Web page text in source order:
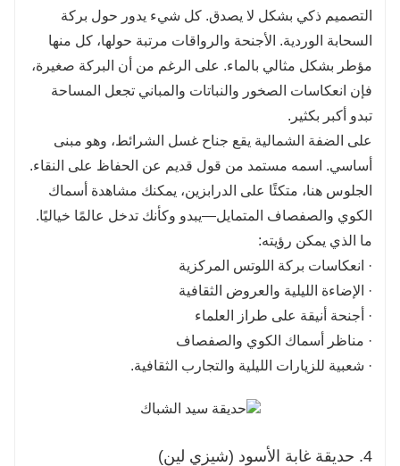
التصميم ذكي بشكل لا يصدق. كل شيء يدور حول بركة
السحابة الوردية. الأجنحة والرواقات مرتبة حولها، كل منها
مؤطر بشكل مثالي بالماء. على الرغم من أن البركة صغيرة،
فإن انعكاسات الصخور والنباتات والمباني تجعل المساحة
تبدو أكبر بكثير.
على الضفة الشمالية يقع جناح غسل الشرائط، وهو مبنى
أساسي. اسمه مستمد من قول قديم عن الحفاظ على النقاء.
الجلوس هنا، متكئًا على الدرابزين، يمكنك مشاهدة أسماك
الكوي والصفصاف المتمايل—يبدو وكأنك تدخل عالمًا خياليًا.
ما الذي يمكن رؤيته:
· انعكاسات بركة اللوتس المركزية
· الإضاءة الليلية والعروض الثقافية
· أجنحة أنيقة على طراز العلماء
· مناظر أسماك الكوي والصفصاف
· شعبية للزيارات الليلية والتجارب الثقافية.
4. حديقة غابة الأسود (شيزي لين)